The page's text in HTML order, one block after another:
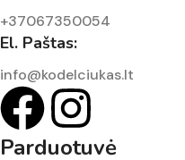
+37067350054
El. Paštas:
info@kodelciukas.lt
Parduotuvė